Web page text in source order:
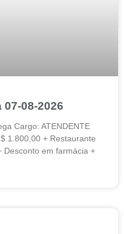
08-2026
Cargo: ATENDENTE
1.800,00 + Restaurante
Desconto em farmácia +